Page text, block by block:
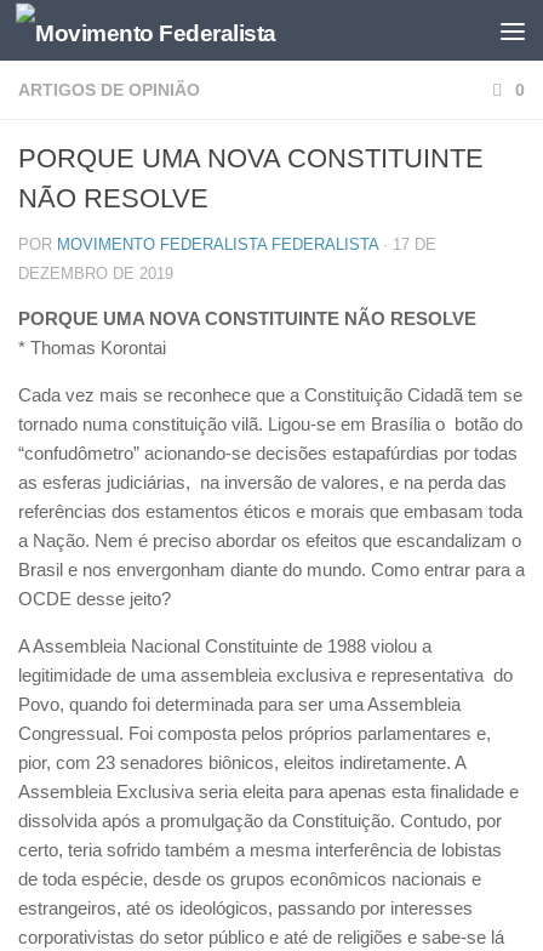
ARTIGOS DE OPINIÃO 0
PORQUE UMA NOVA CONSTITUINTE
NÃO RESOLVE
POR MOVIMENTO FEDERALISTA FEDERALISTA · 17 DE
DEZEMBRO DE 2019
PORQUE UMA NOVA CONSTITUINTE NÃO RESOLVE
* Thomas Korontai
Cada vez mais se reconhece que a Constituição Cidadã tem se
tornado numa constituição vilã. Ligou-se em Brasília o botão do
“confudômetro” acionando-se decisões estapafúrdias por todas
as esferas judiciárias, na inversão de valores, e na perda das
referências dos estamentos éticos e morais que embasam toda
a Nação. Nem é preciso abordar os efeitos que escandalizam o
Brasil e nos envergonham diante do mundo. Como entrar para a
OCDE desse jeito?
A Assembleia Nacional Constituinte de 1988 violou a
legitimidade de uma assembleia exclusiva e representativa do
Povo, quando foi determinada para ser uma Assembleia
Congressual. Foi composta pelos próprios parlamentares e,
pior, com 23 senadores biônicos, eleitos indiretamente. A
Assembleia Exclusiva seria eleita para apenas esta finalidade e
dissolvida após a promulgação da Constituição. Contudo, por
certo, teria sofrido também a mesma interferência de lobistas
de toda espécie, desde os grupos econômicos nacionais e
estrangeiros, até os ideológicos, passando por interesses
corporativistas do setor público e até de religiões e sabe-se lá